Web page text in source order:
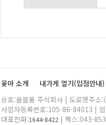
꽃마 소개 내가게 열기(입점안내)
상호:올블룸 주식회사 | 도로명주
사업자등록번호:105-86-84013 |
대표전화:1644-8422 | 팩스:043-